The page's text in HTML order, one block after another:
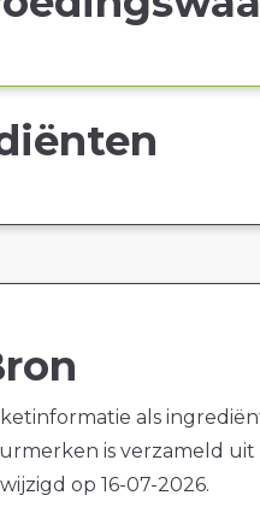
als
is verzameld uit
op 16-07-2026.